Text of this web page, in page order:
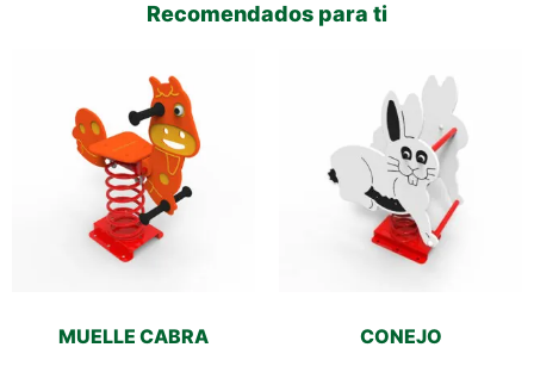
Recomendados para ti
MUELLE CABRA CONEJO